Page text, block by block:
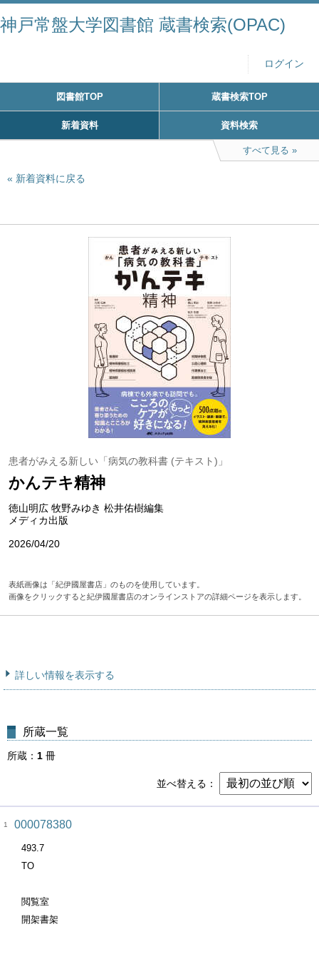
神戸常盤大学図書館 蔵書検索(OPAC)
ログイン
図書館TOP 蔵書検索TOP
新着資料 資料検索
すべて見る
新着資料に戻る
患者がみえる新しい「病気の教科書 (テキスト)」
かんテキ精神
徳山明広 牧野みゆき 松井佑樹編集
メディカ出版
2026/04/20
表紙画像は「紀伊國屋書店」のものを使用しています。
画像をクリックすると紀伊國屋書店のオンラインストアの詳細ページを表示します。
詳しい情報を表示する
所蔵一覧
所蔵 1 冊
並べ替える
1 000078380
493.7
TO
閲覧室
開架書架